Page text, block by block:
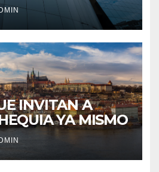
INVITAN A
YA MISMO